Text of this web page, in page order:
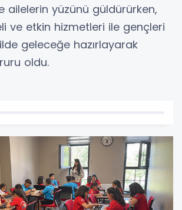
ailelerin yüzünü güldürürken,
ve etkin hizmetleri ile gençleri
geleceğe hazırlayarak
oldu.